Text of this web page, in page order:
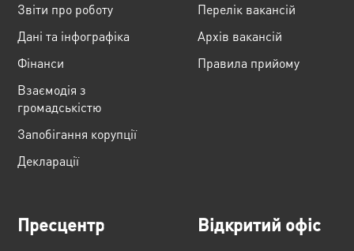
Звіти про роботу
Дані та інфографіка
Фінанси
Взаємодія з
громадськістю
Запобігання корупції
Декларації
Перелік вакансій
Архів вакансій
Правила прийому
Пресцентр Відкритий офіс